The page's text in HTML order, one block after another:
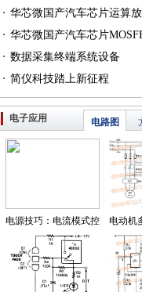
· 华芯微国产汽车芯片运算
（篇一）
· 华芯微国产汽车芯片
列（篇一）
· 数据采集终端系统设备
· 简仪科技踏上新征程
电子应用 电路图
电源技巧：电流模式控
制简化了对降压LED稳
压器的补偿
电动机